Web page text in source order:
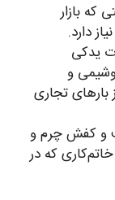
که بازار
دارد.
یدکی
و
تجاری
و کفش چرم و
که در